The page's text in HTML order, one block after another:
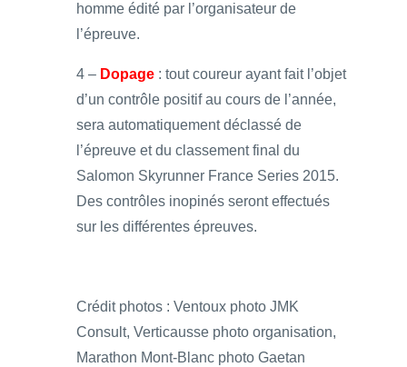
homme édité par l’organisateur de
l’épreuve.
4 – Dopage : tout coureur ayant fait l’objet
d’un contrôle positif au cours de l’année,
sera automatiquement déclassé de
l’épreuve et du classement final du
Salomon Skyrunner France Series 2015.
Des contrôles inopinés seront effectués
sur les différentes épreuves.
Crédit photos : Ventoux photo JMK
Consult, Verticausse photo organisation,
Marathon Mont-Blanc photo Gaetan